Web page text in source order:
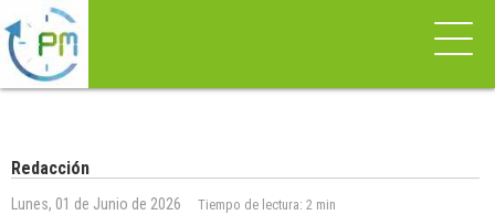
Redacción
Lunes, 01 de Junio de 2026 Tiempo de lectura: 2 min